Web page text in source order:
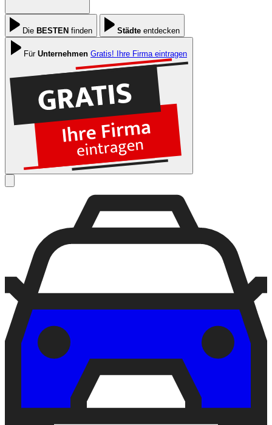
Die BESTEN finden Städte entdecken
Für Unternehmen Gratis! Ihre Firma eintragen